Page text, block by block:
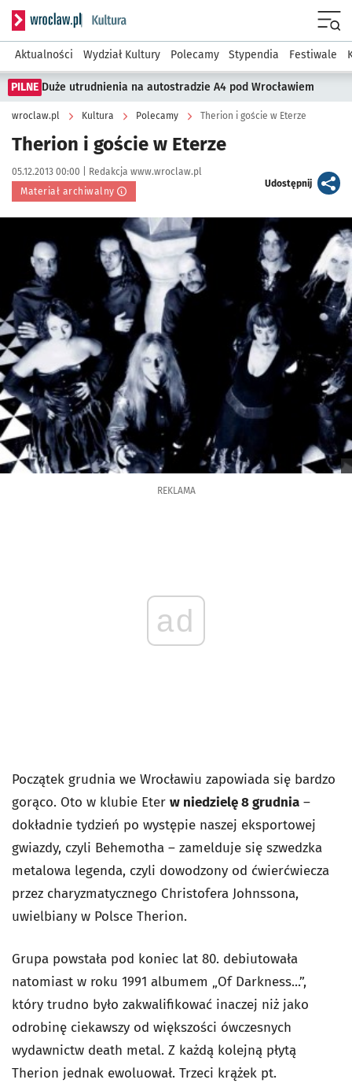
Serwis informacyjny wroclaw.pl podserwis: Kultura
Aktualności Wydział Kultury Polecamy Stypendia Festiwale
PILNE Duże utrudnienia na autostradzie A4 pod Wrocławiem
wroclaw.pl Kultura Polecamy Therion i goście w Eterze
Therion i goście w Eterze
Data publikacji:
05.12.2013 00:00 | Autor:
Redakcja www.wroclaw.pl
Materiał archiwalny
Udostępnijartykuł
Kliknij, aby powiększyć
REKLAMA
ad
Początek grudnia we Wrocławiu zapowiada się bardzo
gorąco. Oto w klubie Eter w niedzielę 8 grudnia –
dokładnie tydzień po występie naszej eksportowej
gwiazdy, czyli Behemotha – zamelduje się szwedzka
metalowa legenda, czyli dowodzony od ćwierćwiecza
przez charyzmatycznego Christofera Johnssona,
uwielbiany w Polsce Therion.
Grupa powstała pod koniec lat 80. debiutowała
natomiast w roku 1991 albumem „Of Darkness...”,
który trudno było zakwalifikować inaczej niż jako
odrobinę ciekawszy od większości ówczesnych
wydawnictw death metal. Z każdą kolejną płytą
Therion jednak ewoluował. Trzeci krążek pt.